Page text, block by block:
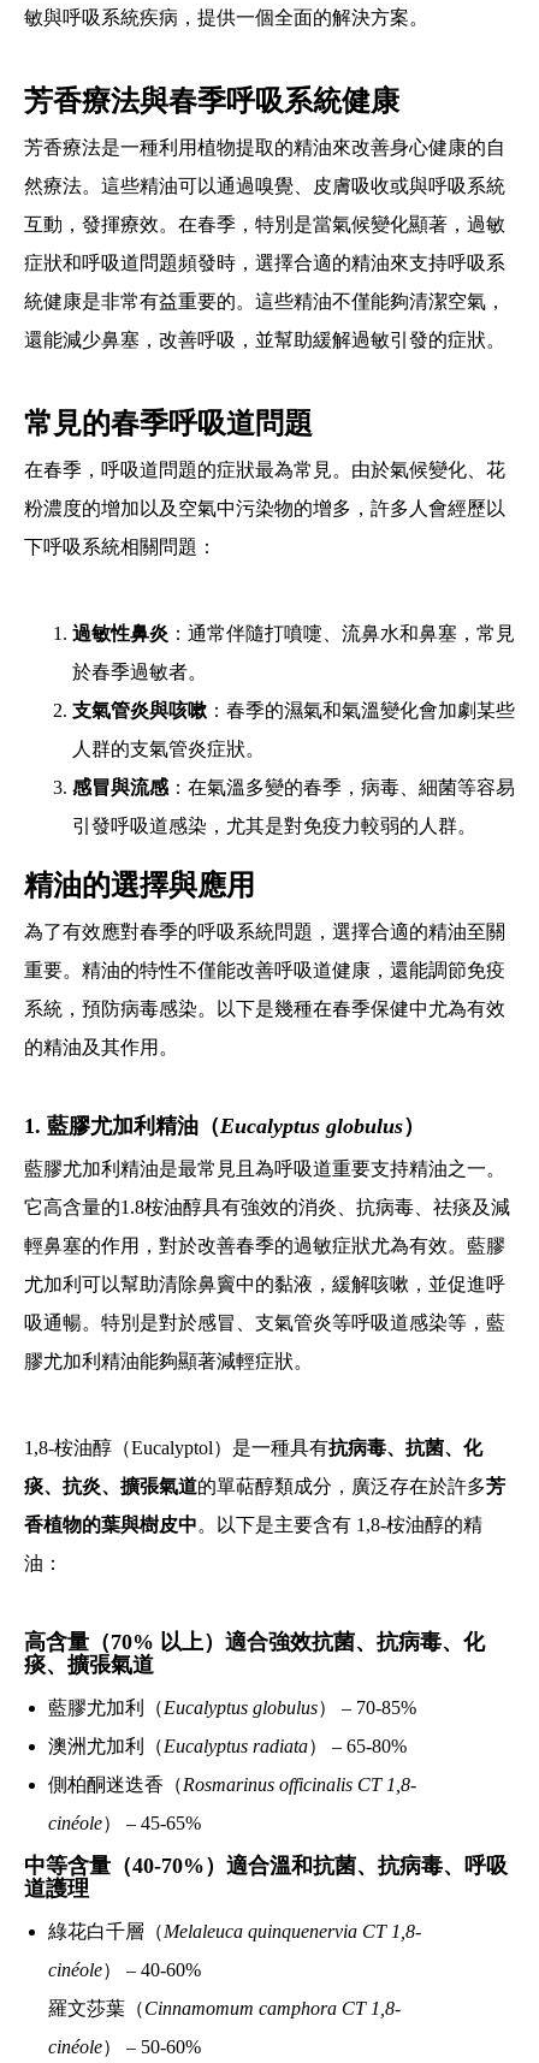
敏與呼吸系統疾病，提供一個全面的解決方案。
芳香療法與春季呼吸系統健康
芳香療法是一種利用植物提取的精油來改善身心健康的自
然療法。這些精油可以通過嗅覺、皮膚吸收或與呼吸系統
互動，發揮療效。在春季，特別是當氣候變化顯著，過敏
症狀和呼吸道問題頻發時，選擇合適的精油來支持呼吸系
統健康是非常有益重要的。這些精油不僅能夠清潔空氣，
還能減少鼻塞，改善呼吸，並幫助緩解過敏引發的症狀。
常見的春季呼吸道問題
在春季，呼吸道問題的症狀最為常見。由於氣候變化、花
粉濃度的增加以及空氣中污染物的增多，許多人會經歷以
下呼吸系統相關問題：
過敏性鼻炎 ：通常伴隨打噴嚏、流鼻水和鼻塞，常見
於春季過敏者。
支氣管炎與咳嗽 ：春季的濕氣和氣溫變化會加劇某些
人群的支氣管炎症狀。
感冒與流感 ：在氣溫多變的春季，病毒、細菌等容易
引發呼吸道感染，尤其是對免疫力較弱的人群。
精油的選擇與應用
為了有效應對春季的呼吸系統問題，選擇合適的精油至關
重要。精油的特性不僅能改善呼吸道健康，還能調節免疫
系統，預防病毒感染。以下是幾種在春季保健中尤為有效
的精油及其作用。
1. 藍膠尤加利精油（Eucalyptus globulus）
藍膠尤加利精油是最常見且為呼吸道重要支持精油之一。
它高含量的1.8桉油醇具有強效的消炎、抗病毒、祛痰及減
輕鼻塞的作用，對於改善春季的過敏症狀尤為有效。藍膠
尤加利可以幫助清除鼻竇中的黏液，緩解咳嗽，並促進呼
吸通暢。特別是對於感冒、支氣管炎等呼吸道感染等，藍
膠尤加利精油能夠顯著減輕症狀。
1,8-桉油醇（Eucalyptol）是一種具有抗病毒、抗菌、化
痰、抗炎、擴張氣道的單萜醇類成分，廣泛存在於許多芳
香植物的葉與樹皮中。以下是主要含有 1,8-桉油醇的精
油：
高含量（70% 以上）適合強效抗菌、抗病毒、化
痰、擴張氣道
藍膠尤加利（Eucalyptus globulus）
– 70-85%
澳洲尤加利（Eucalyptus radiata）
– 65-80%
側柏酮迷迭香（Rosmarinus officinalis CT 1,8-
cinéole） – 45-65%
中等含量（40-70%）適合溫和抗菌、抗病毒、呼吸
道護理
綠花白千層（Melaleuca quinquenervia CT 1,8-
cinéole）
– 40-60%
羅文莎葉（Cinnamomum camphora CT 1,8-
cinéole） – 50-60%